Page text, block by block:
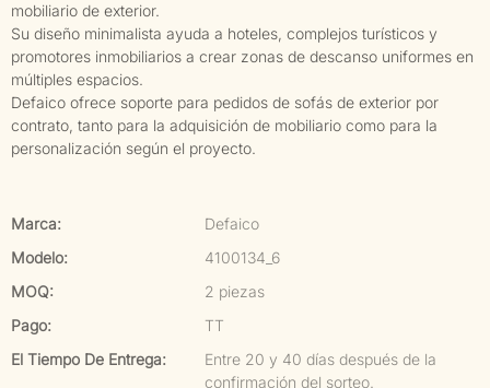
mobiliario de exterior.
Su diseño minimalista ayuda a hoteles, complejos turísticos y
promotores inmobiliarios a crear zonas de descanso uniformes en
múltiples espacios.
Defaico ofrece soporte para pedidos de sofás de exterior por
contrato, tanto para la adquisición de mobiliario como para la
personalización según el proyecto.
Marca:
Defaico
Modelo:
4100134_6
MOQ:
2 piezas
Pago:
TT
El Tiempo De Entrega:
Entre 20 y 40 días después de la
confirmación del sorteo.